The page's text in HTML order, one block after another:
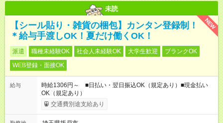
未読
NEW
【シール貼り・雑貨の梱包】カンタン登録制！
＊給与手渡しOK！夏だけ働くOK！
派遣 職種未経験OK 社会人未経験OK 大学生歓迎
ブランクOK
WEB登録・面接OK
給与
時給1306円～ ■日払い・翌日振込OK（規定あり）■現金払い
OK（規定あり）
交通費別途支給あり